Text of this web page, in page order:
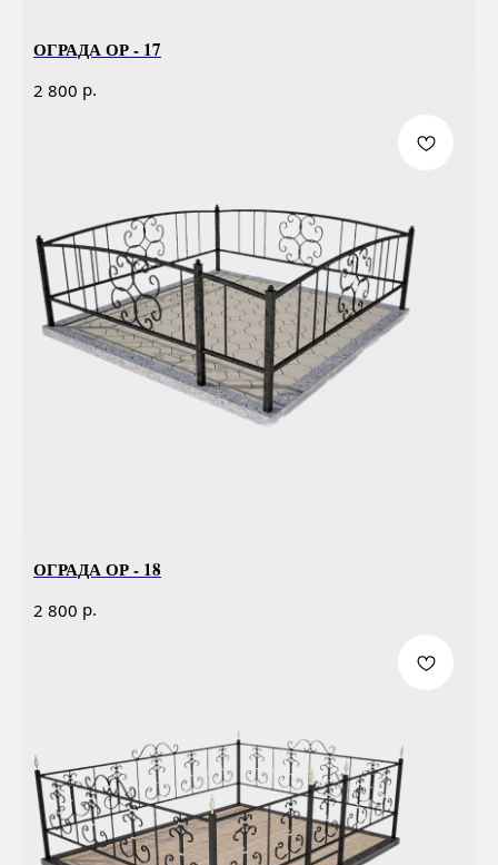
ОГРАДА ОР - 17
2 800 р.
ОГРАДА ОР - 18
2 800 р.